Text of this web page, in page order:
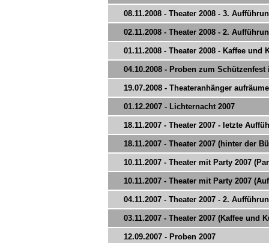
08.11.2008 - Theater 2008 - 3.
02.11.2008 - Theater 2008 - 2.
01.11.2008 - Theater 2008 - Kaffee und
04.10.2008 - Proben zum
19.07.2008 - Theateranhänger
01.12.2007 - Lichternacht 2007
18.11.2007 - Theater 2007 - letzte
18.11.2007 - Theater 2007 (hinter der
10.11.2007 - Theater mit Party 2007
10.11.2007 - Theater mit Party 2007
04.11.2007 - Theater 2007 - 2.
03.11.2007 - Theater 2007 (Kaffee und
12.09.2007 - Proben 2007